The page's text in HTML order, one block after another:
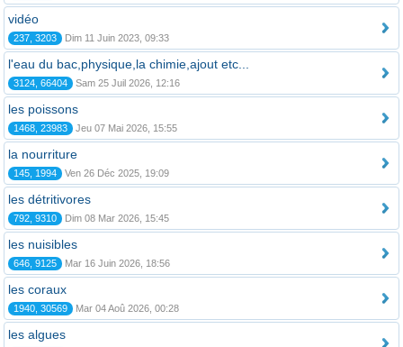
vidéo
237, 3203 Dim 11 Juin 2023, 09:33
l'eau du bac,physique,la chimie,ajout etc...
3124, 66404 Sam 25 Juil 2026, 12:16
les poissons
1468, 23983 Jeu 07 Mai 2026, 15:55
la nourriture
145, 1994 Ven 26 Déc 2025, 19:09
les détritivores
792, 9310 Dim 08 Mar 2026, 15:45
les nuisibles
646, 9125 Mar 16 Juin 2026, 18:56
les coraux
1940, 30569 Mar 04 Aoû 2026, 00:28
les algues